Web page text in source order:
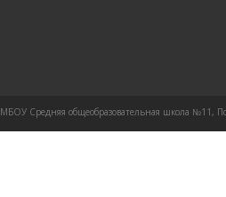
МБОУ Средняя общеобразовательная школа №11,